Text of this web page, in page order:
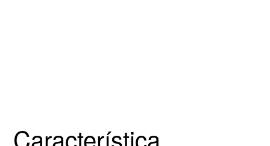
Característica